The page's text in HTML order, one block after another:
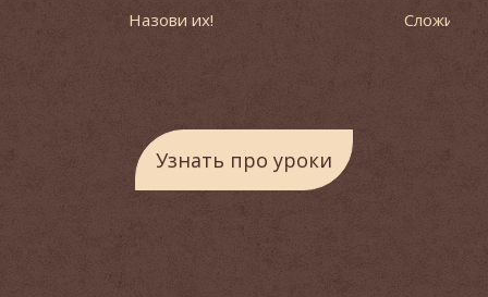
Назови их! Сложи
Узнать про уроки